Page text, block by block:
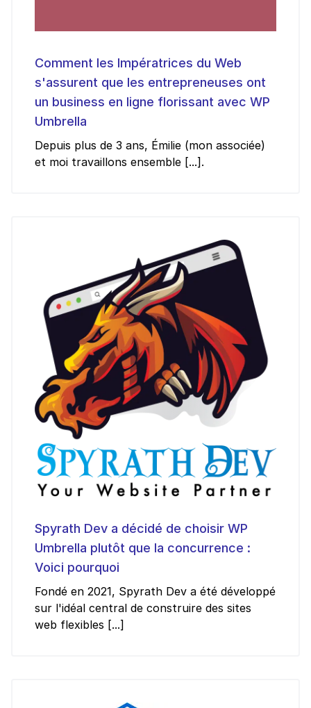
Comment les Impératrices du Web
s'assurent que les entrepreneuses ont
un business en ligne florissant avec WP
Umbrella
Depuis plus de 3 ans, Émilie (mon associée)
et moi travaillons ensemble [...].
Spyrath Dev a décidé de choisir WP
Umbrella plutôt que la concurrence :
Voici pourquoi
Fondé en 2021, Spyrath Dev a été développé
sur l'idéal central de construire des sites
web flexibles [...]